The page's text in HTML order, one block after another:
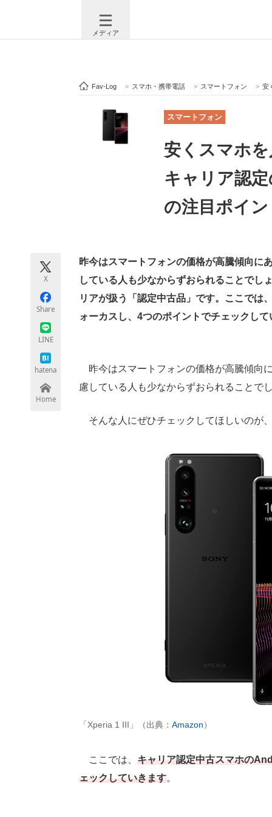
メディア
注目記事を集めた総合ページ ITの今
ビジネスと働き方のヒント AI活用
ITエンジニア向け専門サイト 企業向けIT
モノづくり技術者専門サイト エレクトロ
ちょっと気になるネットの話題
Fav-Log > スマホ・携帯電話 > スマートフォン > 安
スマートフォン
安くスマホ
キャリア認
の注目ポイ
X
Share
LINE
hatena
Home
昨今はスマートフォンの価格が高騰傾向
している人も少なからずおられることでし
リアが扱う「認定中古品」です。ここで
ォーカスし、4つのポイントでチェックして
昨今はスマートフォンの価格が高騰傾向
慮している人も少なからずおられることで
そんな人にぜひチェックしてほしいのが
「Xperia 1 III」（出典： Amazon）
ここでは、 キャリア認定中古スマホの
ェックしていきます。